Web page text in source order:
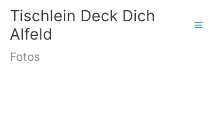
Tischlein Deck Dich
Alfeld
Fotos